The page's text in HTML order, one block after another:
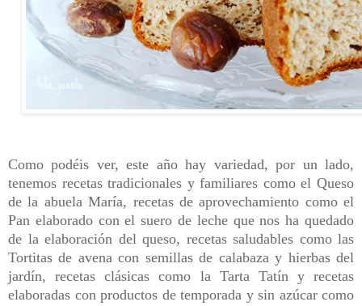
Como podéis ver, este año hay variedad, por un lado,
tenemos recetas tradicionales y familiares como el Queso
de la abuela María, recetas de aprovechamiento como el
Pan elaborado con el suero de leche que nos ha quedado
de la elaboración del queso, recetas saludables como las
Tortitas de avena con semillas de calabaza y hierbas del
jardín, recetas clásicas como la Tarta Tatín y recetas
elaboradas con productos de temporada y sin azúcar como